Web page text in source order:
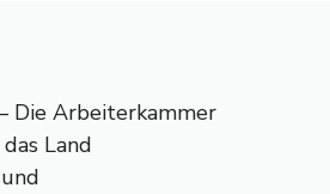
Die Arbeiterkammer
Land